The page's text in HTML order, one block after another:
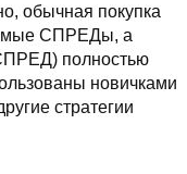
обычная покупка
СПРЕДы, а
полностью
новичками
стратегии